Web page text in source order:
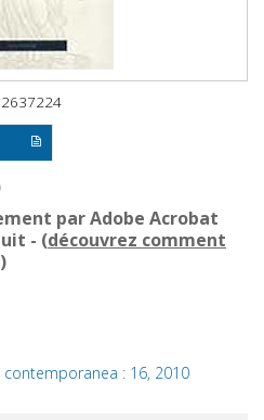
2637224
par Adobe Acrobat
- (découvrez comment
)
: 16, 2010